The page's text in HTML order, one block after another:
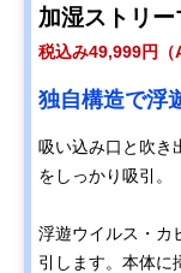
加湿ストリ
税込み49,999円（
独自構造で浮
吸い込み口と吹き
をしっかり吸引。
浮遊ウイルス・カ
引します。本体に